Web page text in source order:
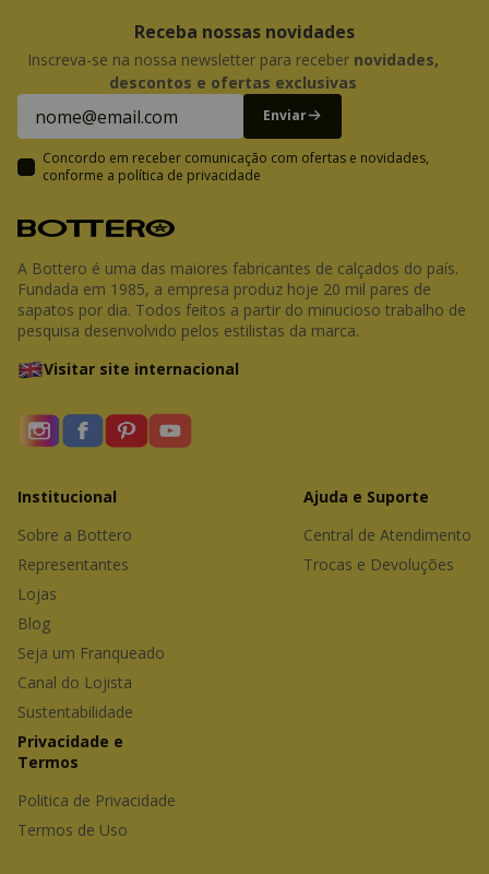
Receba nossas novidades
Inscreva-se na nossa newsletter para receber novidades,
descontos e ofertas exclusivas
Enviar
Concordo em receber comunicação com ofertas e novidades,
conforme a política de privacidade
A Bottero é uma das maiores fabricantes de calçados do país.
Fundada em 1985, a empresa produz hoje 20 mil pares de
sapatos por dia. Todos feitos a partir do minucioso trabalho de
pesquisa desenvolvido pelos estilistas da marca.
Visitar site internacional
Institucional
Sobre a Bottero
Representantes
Lojas
Blog
Seja um Franqueado
Canal do Lojista
Sustentabilidade
Ajuda e Suporte
Central de Atendimento
Trocas e Devoluções
Privacidade e
Termos
Politica de Privacidade
Termos de Uso